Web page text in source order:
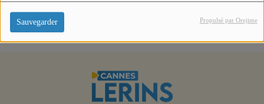
Sauvegarder Propulsé par Orejime